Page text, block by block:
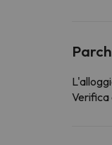
Verifica